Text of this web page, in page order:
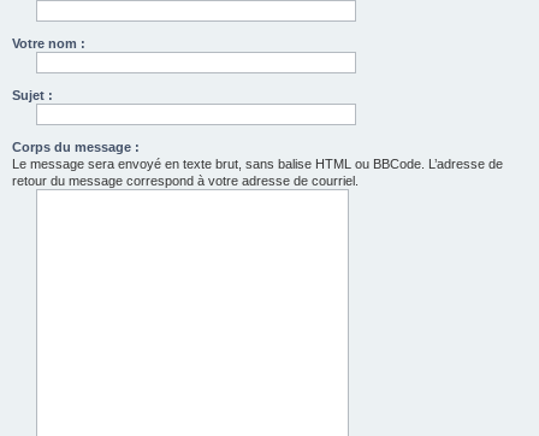
Votre nom :
Sujet :
Corps du message :
Le message sera envoyé en texte brut, sans balise HTML ou BBCode. L’adresse de
retour du message correspond à votre adresse de courriel.